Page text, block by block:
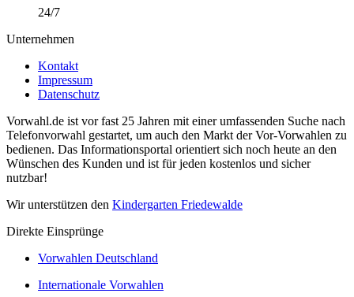
24/7
Unternehmen
Kontakt
Impressum
Datenschutz
Vorwahl.de ist vor fast 25 Jahren mit einer umfassenden Suche nach
Telefonvorwahl gestartet, um auch den Markt der Vor-Vorwahlen zu
bedienen. Das Informationsportal orientiert sich noch heute an den
Wünschen des Kunden und ist für jeden kostenlos und sicher
nutzbar!
Wir unterstützen den Kindergarten Friedewalde
Direkte Einsprünge
Vorwahlen Deutschland
Internationale Vorwahlen